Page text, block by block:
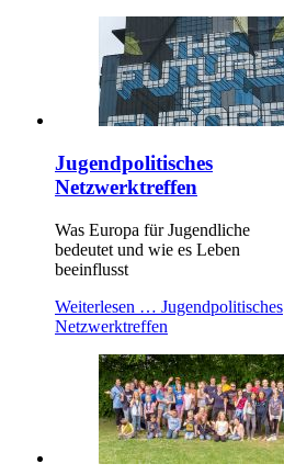
Jugendpolitisches
Netzwerktreffen
Was Europa für Jugendliche
bedeutet und wie es Leben
beeinflusst
Weiterlesen … Jugendpolitisches
Netzwerktreffen